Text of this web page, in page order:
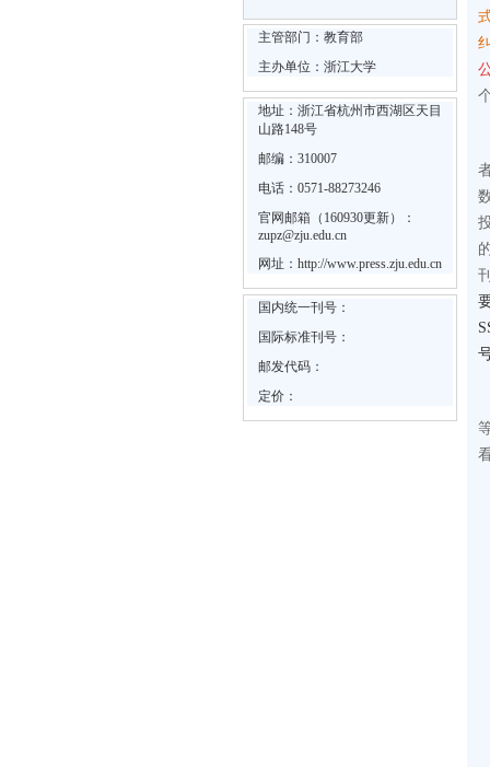
主管部门：教育部
主办单位：浙江大学
地址：浙江省杭州市西湖区天目
山路148号
邮编：310007
电话：0571-88273246
官网邮箱（160930更新）：
zupz@zju.edu.cn
网址： http://www.press.zju.edu.cn
国内统一刊号：
国际标准刊号：
邮发代码：
定价：